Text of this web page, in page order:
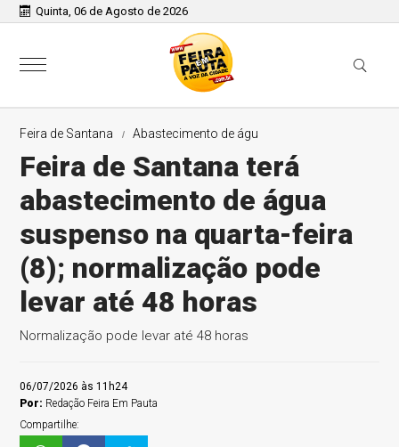
Quinta, 06 de Agosto de 2026
Feira de Santana Abastecimento de águ
Feira de Santana terá
abastecimento de água
suspenso na quarta-feira
(8); normalização pode
levar até 48 horas
Normalização pode levar até 48 horas
06/07/2026 às 11h24
Por: Redação Feira Em Pauta
Compartilhe: